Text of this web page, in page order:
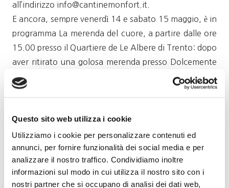
Questo sito web utilizza i cookie
Utilizziamo i cookie per personalizzare contenuti ed
annunci, per fornire funzionalità dei social media e per
analizzare il nostro traffico. Condividiamo inoltre
informazioni sul modo in cui utilizza il nostro sito con i
nostri partner che si occupano di analisi dei dati web,
all’indirizzo info@cantinemonfort.it.
E ancora, sempre venerdì 14 e sabato 15 maggio, è in
programma La merenda del cuore, a partire dalle ore
15.00 presso il Quartiere de Le Albere di Trento: dopo
aver ritirato una golosa merenda presso Dolcemente
Marzari, gli ospiti potranno spostarsi nel parco
adiacente e gustare le dolcezze di Pasticceria Marzari,
degli Arimanni, abbinati a dei curiosi giochi. La quota
di partecipazione è di 12 o 15 euro a seconda della
soluzione pic-nic scelta. Prenotazione consigliata
contattando Dolcemente Marzari al numero 0461
036036 o scrivendo a info@dolcementemarzari.it.